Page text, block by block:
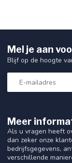
Meer
Als u vragen heeft
dan zeker onze
bedrijfsgegevens,
verschillende
Mel je aan
Blijf op de hoogte